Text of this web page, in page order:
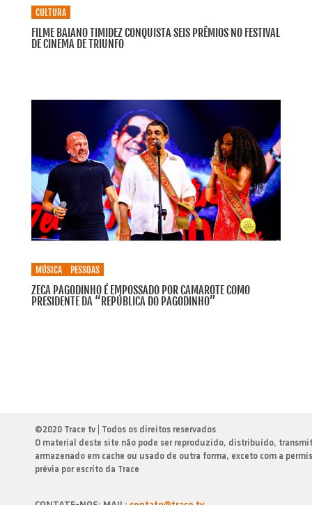
CULTURA
FILME BAIANO TIMIDEZ CONQUISTA SEIS PRÊMIOS NO FESTIVAL
DE CINEMA DE TRIUNFO
MÚSICA PESSOAS
ZECA PAGODINHO É EMPOSSADO POR CAMAROTE COMO
PRESIDENTE DA “REPÚBLICA DO PAGODINHO”
©2020 Trace tv | Todos os direitos reservados
O material deste site não pode ser reproduzido, distribuído,
armazenado em cache ou usado de outra forma, exceto com a
prévia por escrito da Trace
CONTATE-NOS: MAIL: contato@trace.tv